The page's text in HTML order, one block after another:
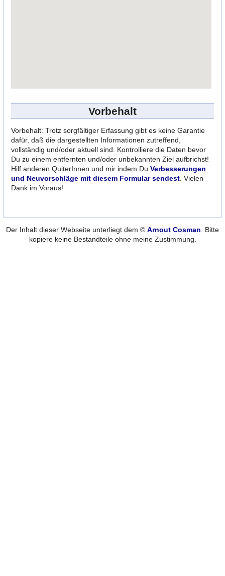
Vorbehalt
Vorbehalt: Trotz sorgfältiger Erfassung gibt es keine Garantie
dafür, daß die dargestellten Informationen zutreffend,
vollständig und/oder aktuell sind. Kontrolliere die Daten bevor
Du zu einem entfernten und/oder unbekannten Ziel aufbrichst!
Hilf anderen QuiterInnen und mir indem DuVerbesserungen
und Neuvorschläge mit diesem Formular sendest . Vielen
Dank im Voraus!
Der Inhalt dieser Webseite unterliegt dem © Arnout Cosman . Bitte
kopiere keine Bestandteile ohne meine Zustimmung.